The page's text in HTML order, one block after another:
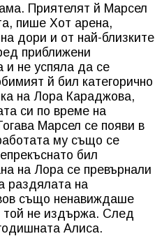
Приятелят й Марсел
пише Хот арена,
дори и от най-близките
приближени
и не успяла да се
й бил категорично
на Лора Караджова,
си по време на
Марсел се появи в
му също се
бил
на Лора се превърнали
раздялата на
също ненавиждаше
той не издържа. След
Алиса.